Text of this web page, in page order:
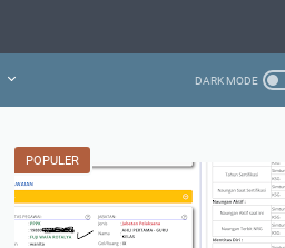
POPULER